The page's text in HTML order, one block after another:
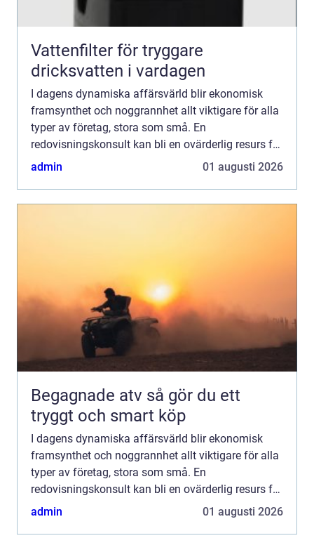
Vattenfilter för tryggare
dricksvatten i vardagen
I dagens dynamiska affärsvärld blir ekonomisk
framsynthet och noggrannhet allt viktigare för alla
typer av företag, stora som små. En
redovisningskonsult kan bli en ovärderlig resurs för
företag som söker...
admin 01 augusti 2026
Begagnade atv så gör du ett
tryggt och smart köp
I dagens dynamiska affärsvärld blir ekonomisk
framsynthet och noggrannhet allt viktigare för alla
typer av företag, stora som små. En
redovisningskonsult kan bli en ovärderlig resurs för
företag som söker...
admin 01 augusti 2026